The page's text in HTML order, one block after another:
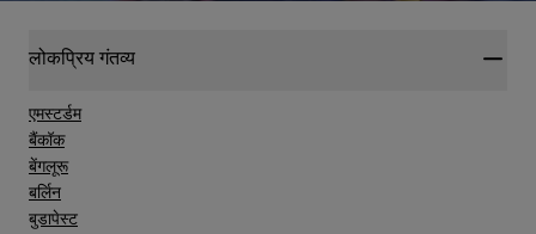
लोकप्रिय गंतव्य
एमस्टर्डम
बैंकॉक
बेंगलूरू
बर्लिन
बुडापेस्ट